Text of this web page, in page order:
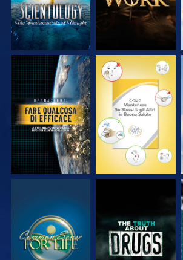
GUARDA GUARDA
GUARDA GUARDA